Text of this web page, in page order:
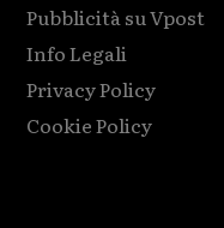
Pubblicità su Vpost
Info Legali
Privacy Policy
Cookie Policy